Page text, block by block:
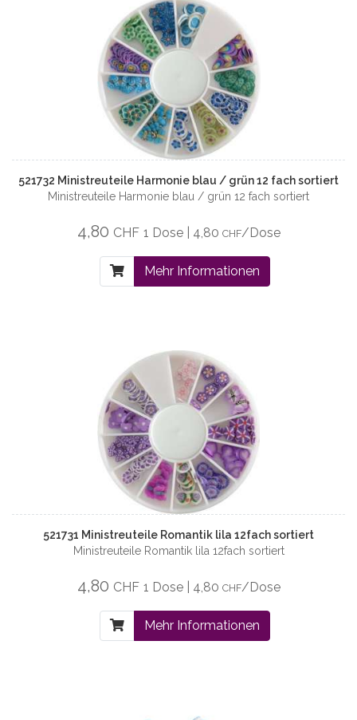
521732 Ministreuteile Harmonie blau / grün 12 fach sortiert
Ministreuteile Harmonie blau / grün 12 fach sortiert
4,80 CHF 1 Dose | 4,80 CHF/Dose
Mehr Informationen
521731 Ministreuteile Romantik lila 12fach sortiert
Ministreuteile Romantik lila 12fach sortiert
4,80 CHF 1 Dose | 4,80 CHF/Dose
Mehr Informationen